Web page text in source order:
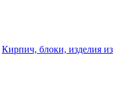
Кирпич, блоки, изделия из